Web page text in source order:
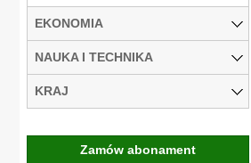
EKONOMIA
NAUKA I TECHNIKA
KRAJ
Zamów abonament